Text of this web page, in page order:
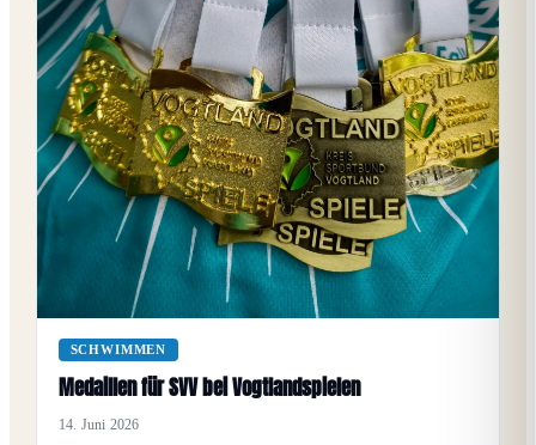
SCHWIMMEN
Medaillen für SVV bei Vogtlandspielen
14. Juni 2026